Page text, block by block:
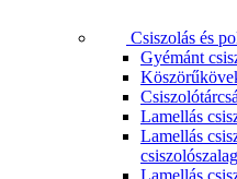
Csiszolás és
Gyémánt
Lamellás
Lamellás
Lamellás